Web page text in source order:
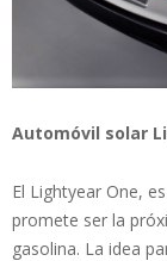
Automóvil solar
El Lightyear One,
promete ser la
gasolina. La idea